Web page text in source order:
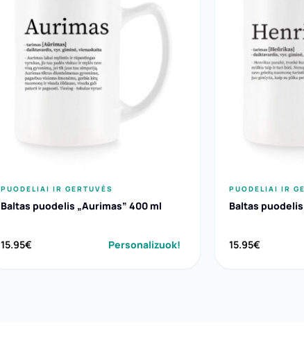
PUODELIAI IR GERTUVĖS
Baltas puodelis „Aurimas” 400 ml
15.95€ Personalizuok!
PUODELIAI IR
Baltas
15.95€